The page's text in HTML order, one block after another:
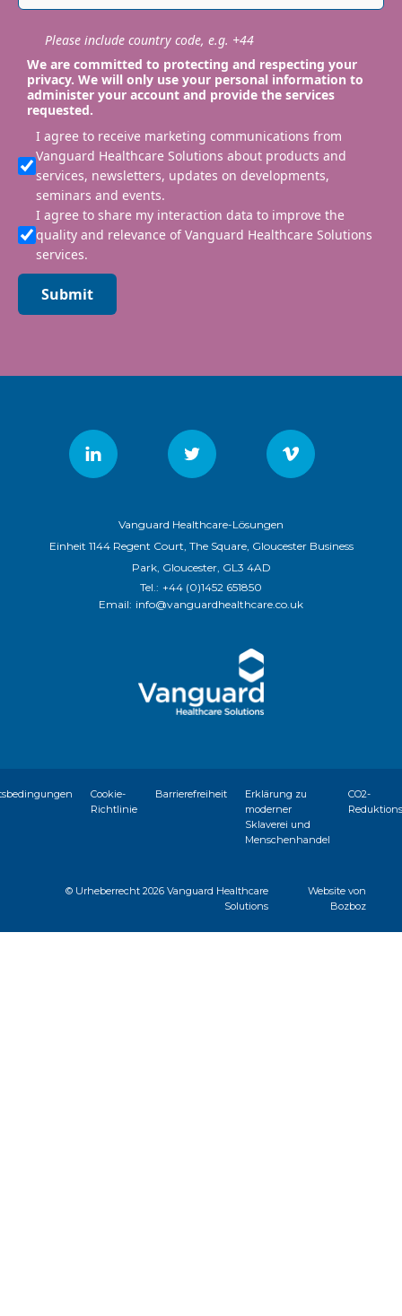
Please include country code, e.g. +44
We are committed to protecting and respecting your
privacy. We will only use your personal information to
administer your account and provide the services
requested.
I agree to receive marketing communications from
Vanguard Healthcare Solutions about products and
services, newsletters, updates on developments,
seminars and events.
I agree to share my interaction data to improve the
quality and relevance of Vanguard Healthcare Solutions
services.
Submit
Vanguard Healthcare-Lösungen
Einheit 1144 Regent Court, The Square, Gloucester Business
Park, Gloucester, GL3 4AD
Tel.: +44 (0)1452 651850
Email: info@vanguardhealthcare.co.uk
Cookie-
Richtlinie
Barrierefreiheit
Erklärung zu
moderner
Sklaverei und
Menschenhandel
CO2-
© Urheberrecht2026 Vanguard Healthcare
Solutions
Website von
Bozboz